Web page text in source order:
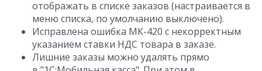
отображать в списке заказов (настраивается в
меню списка, по умолчанию выключено).
Исправлена ошибка МК-420 с некорректным
указанием ставки НДС товара в заказе.
Лишние заказы можно удалять прямо